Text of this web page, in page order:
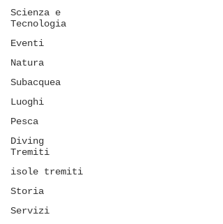
Scienza e
Tecnologia
Eventi
Natura
Subacquea
Luoghi
Pesca
Diving
Tremiti
isole tremiti
Storia
Servizi